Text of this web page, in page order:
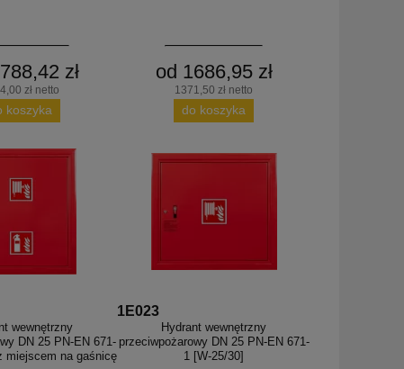
zł
zł netto
koszyka
od 1686,95 zł
1371,50 zł netto
do koszyka
wewnętrzny
DN 25 PN-EN 671-
miejscem na gaśnicę
1E023
Hydrant wewnętrzny
przeciwpożarowy DN 25 PN-EN 671-
1 [W-25/30]